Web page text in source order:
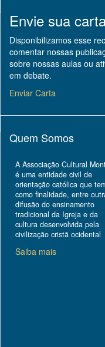
Envie sua
Disponibilizamos esse
comentar nossas
sobre nossas aulas ou
em debate.
Enviar Carta
Quem Somos
A Associação Cultural
é uma entidade civil de
orientação católica que
como finalidade, entre
difusão do ensinamento
tradicional da Igreja e da
cultura desenvolvida pela
civilização cristã ocidental
Saiba mais